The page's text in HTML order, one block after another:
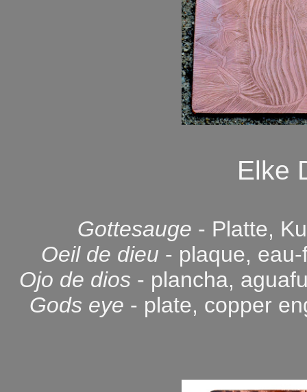
Elke
Gottesauge - Platte,
Oeil de dieu - plaque,
Ojo de dios - plancha,
Gods eye - plate, copper